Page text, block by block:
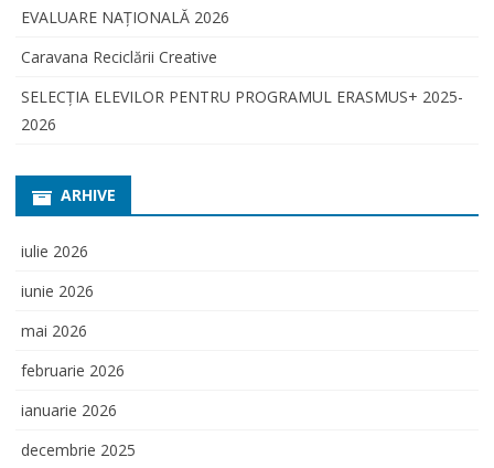
EVALUARE NAŢIONALĂ 2026
Caravana Reciclării Creative
SELECŢIA ELEVILOR PENTRU PROGRAMUL ERASMUS+ 2025-
2026
ARHIVE
iulie 2026
iunie 2026
mai 2026
februarie 2026
ianuarie 2026
decembrie 2025